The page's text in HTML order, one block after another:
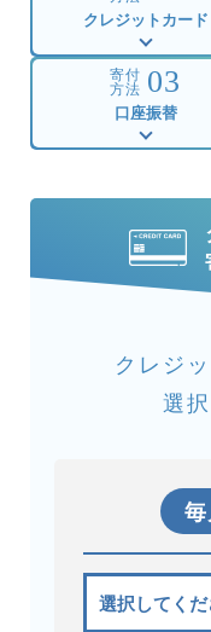
クレジットカード
寄付
方法 03
口座振替
クレジ
選
毎